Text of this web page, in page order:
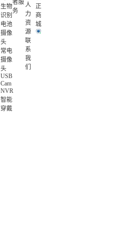
生物
识别
电池
摄像
头
常电
摄像
头
USB
Cam
NVR
智能
穿戴
者服
务
人
力
资
源
联
系
我
们
正
商
城